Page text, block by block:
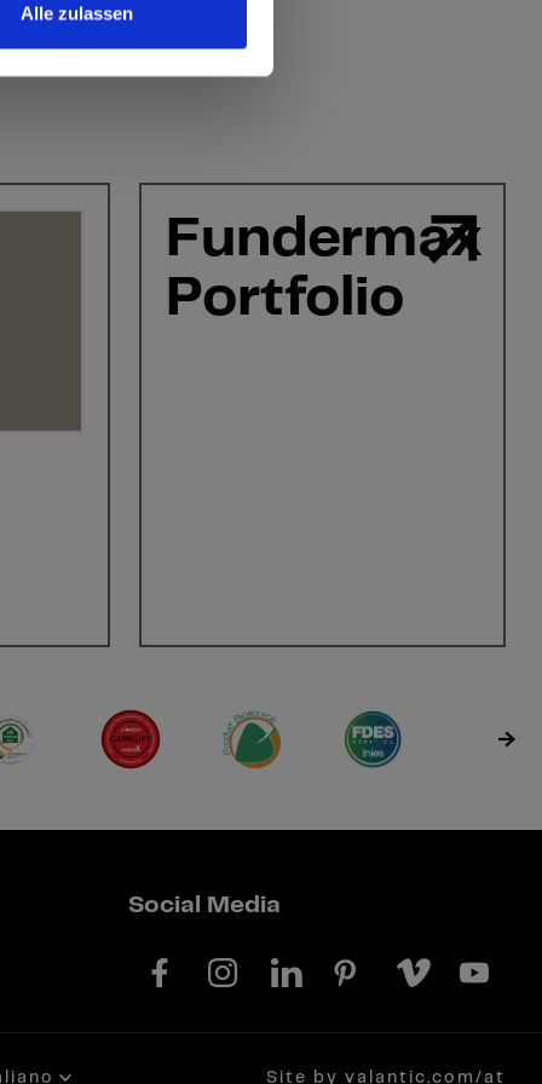
Alle zulassen
Fundermax
Portfolio
Social Media
Site by valantic.com/at